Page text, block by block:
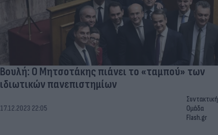
Βουλή: Ο Μητσοτάκης πιάνει το «ταμπού» των
ιδιωτικών πανεπιστημίων
17.12.2023 22:05
Συντακτική
Ομάδα
Flash.gr